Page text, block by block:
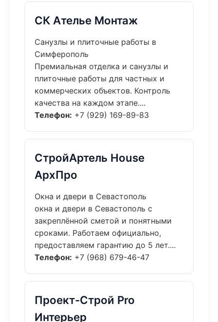
СК Ателье Монтаж
Санузлы и плиточные работы в
Симферополь
Премиальная отделка и санузлы и
плиточные работы для частных и
коммерческих объектов. Контроль
качества на каждом этапе....
Телефон: +7 (929) 169-89-83
СтройАртель House
АрхПро
Окна и двери в Севастополь
окна и двери в Севастополь с
закреплённой сметой и понятными
сроками. Работаем официально,
предоставляем гарантию до 5 лет....
Телефон: +7 (968) 679-46-47
Проект-Строй Pro
Интерьер